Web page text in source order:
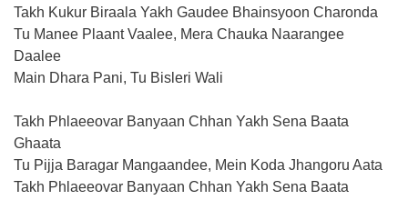
Takh Kukur Biraala Yakh Gaudee Bhainsyoon Charonda
Tu Manee Plaant Vaalee, Mera Chauka Naarangee
Daalee
Main Dhara Pani, Tu Bisleri Wali
Takh Phlaeeovar Banyaan Chhan Yakh Sena Baata
Ghaata
Tu Pijja Baragar Mangaandee, Mein Koda Jhangoru Aata
Takh Phlaeeovar Banyaan Chhan Yakh Sena Baata